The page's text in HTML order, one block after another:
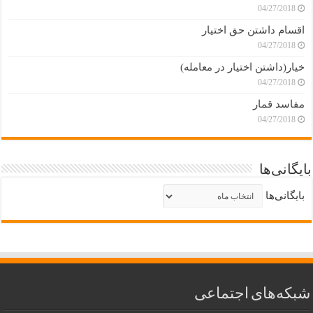
04/27/2018
اقسام داشتن حق اختیار
04/27/2018
خیار(داشتن اختیار در معامله)
04/27/2018
مفاسد قمار
04/27/2018
بایگانی‌ها
بایگانی‌ها
شبکه‌های اجتماعی